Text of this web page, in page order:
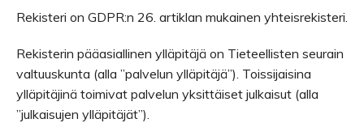
Rekisteri on GDPR:n 26. artiklan mukainen yhteisrekisteri.
Rekisterin pääasiallinen ylläpitäjä on Tieteellisten seurain
valtuuskunta (alla ”palvelun ylläpitäjä”). Toissijaisina
ylläpitäjinä toimivat palvelun yksittäiset julkaisut (alla
”julkaisujen ylläpitäjät”).